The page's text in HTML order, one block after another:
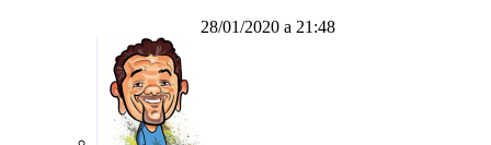
28/01/2020 a 21:48